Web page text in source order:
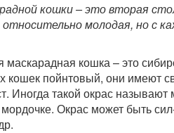
кошки – это вторая
относительно молодая, но с
кошка – это
кошек пойнтовый, они имеют
Иногда такой окрас
Окрас может быть